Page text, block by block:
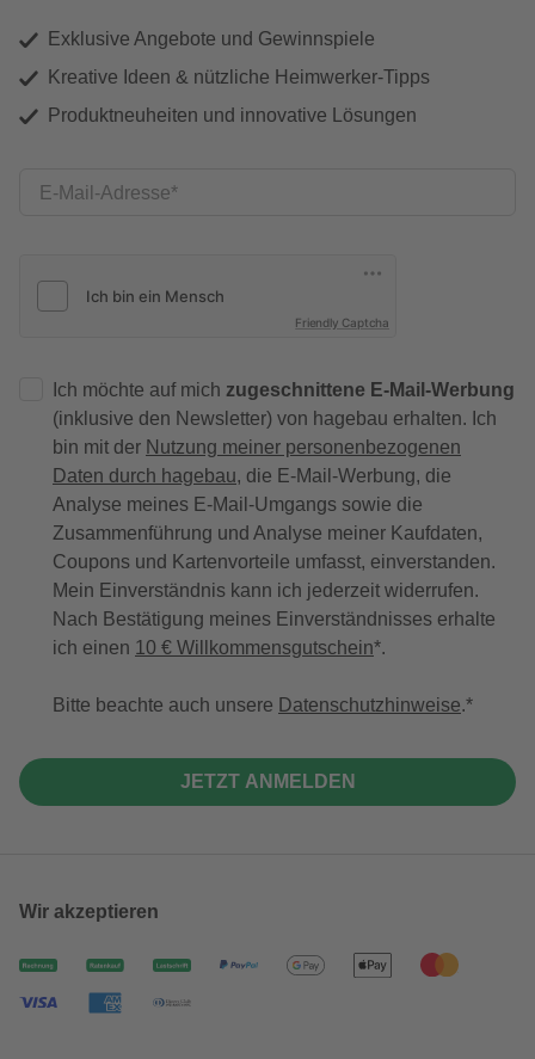
Exklusive Angebote und Gewinnspiele
Kreative Ideen & nützliche Heimwerker-Tipps
Produktneuheiten und innovative Lösungen
E-Mail-Adresse
Friendly Captcha
Ich möchte auf mich zugeschnittene E-Mail-Werbung
(inklusive den Newsletter) von hagebau erhalten. Ich
bin mit der Nutzung meiner personenbezogenen
Daten durch hagebau, die E-Mail-Werbung, die
Analyse meines E-Mail-Umgangs sowie die
Zusammenführung und Analyse meiner Kaufdaten,
Coupons und Kartenvorteile umfasst, einverstanden.
Mein Einverständnis kann ich jederzeit widerrufen.
Nach Bestätigung meines Einverständnisses erhalte
ich einen 10 € Willkommensgutschein*.
Bitte beachte auch unsere Datenschutzhinweise.
JETZT ANMELDEN
Wir akzeptieren